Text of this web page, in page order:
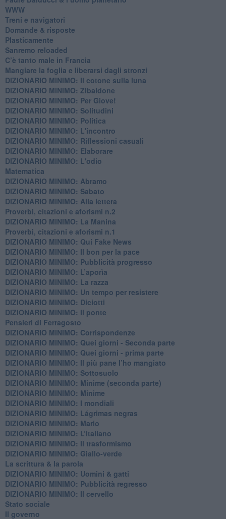
WWW
​Treni e navigatori
​Domande & risposte
​Plasticamente
Sanremo reloaded
C’è tanto male in Francia
​Mangiare la foglia e liberarsi dagli stronzi
DIZIONARIO MINIMO: Il cotone sulla luna
DIZIONARIO MINIMO: Zibaldone
DIZIONARIO MINIMO: Per Giove!
DIZIONARIO MINIMO: Solitudini
DIZIONARIO MINIMO: Politica
DIZIONARIO MINIMO: L'incontro
DIZIONARIO MINIMO: Riflessioni casuali
DIZIONARIO MINIMO: Elaborare
DIZIONARIO MINIMO: L'odio
​Matematica
DIZIONARIO MINIMO: Abramo
DIZIONARIO MINIMO: Sabato
​DIZIONARIO MINIMO: Alla lettera
Proverbi, citazioni e aforismi n.2
DIZIONARIO MINIMO: La Manina
​Proverbi, citazioni e aforismi n.1
DIZIONARIO MINIMO: Qui Fake News
DIZIONARIO MINIMO: ​Il bon per la pace
DIZIONARIO MINIMO: Pubblicità progresso
DIZIONARIO MINIMO: L’aporìa
DIZIONARIO MINIMO: La razza
DIZIONARIO MINIMO: Un tempo per resistere
DIZIONARIO MINIMO: Diciotti
DIZIONARIO MINIMO: Il ponte
Pensieri di Ferragosto
DIZIONARIO MINIMO: Corrispondenze
DIZIONARIO MINIMO: Quei giorni - Seconda parte
DIZIONARIO MINIMO: Quei giorni - prima parte
DIZIONARIO MINIMO: Il più pane l’ho mangiato
DIZIONARIO MINIMO: Sottosuolo
DIZIONARIO MINIMO: Minime (seconda parte)
DIZIONARIO MINIMO: Minime
DIZIONARIO MINIMO: ​I mondiali
DIZIONARIO MINIMO: ​Lágrimas negras
DIZIONARIO MINIMO: Mario
DIZIONARIO MINIMO: L’italiano
DIZIONARIO MINIMO: Il trasformismo
DIZIONARIO MINIMO: Giallo-verde
La scrittura & la parola
​DIZIONARIO MINIMO: Uomini & gatti
DIZIONARIO MINIMO: ​Pubblicità regresso
DIZIONARIO MINIMO: Il cervello
Stato sociale
Il governo